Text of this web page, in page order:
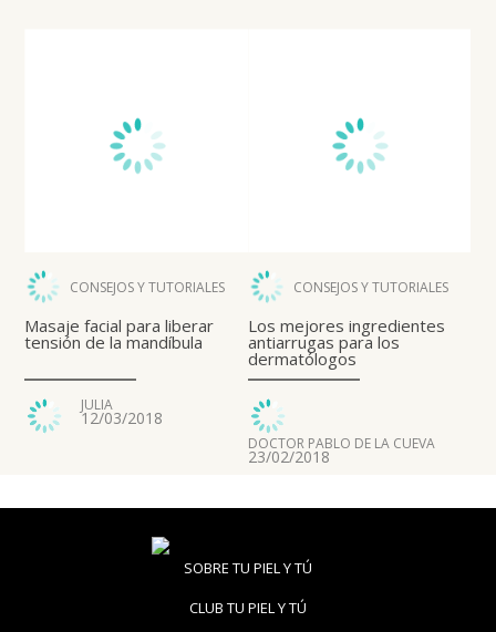
CONSEJOS Y TUTORIALES
Masaje facial para liberar
tensión de la mandíbula
JULIA
12/03/2018
CONSEJOS Y TUTORIALES
Los mejores ingredientes
antiarrugas para los
dermatólogos
DOCTOR PABLO DE LA CUEVA
23/02/2018
SOBRE TU PIEL Y TÚ
CLUB TU PIEL Y TÚ